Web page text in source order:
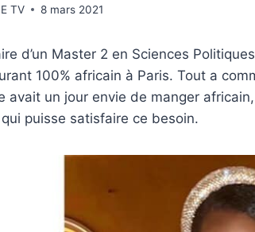
TV 8 mars 2021
d’un Master 2 en Sciences
100% africain à Paris. Tout a
avait un jour envie de manger
puisse satisfaire ce besoin.